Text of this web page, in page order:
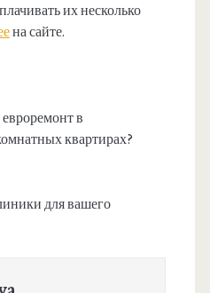
их несколько
на сайте.
в
квартирах?
для вашего